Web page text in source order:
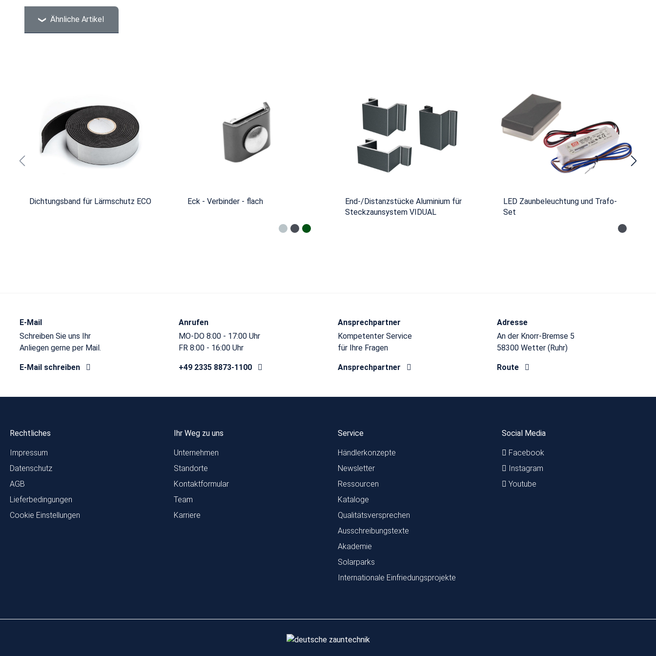
Ähnliche Artikel
Dichtungsband für Lärmschutz ECO Eck - Verbinder - flach
End-/Distanzstücke Aluminium für
Steckzaunsystem VIDUAL
LED Zaunbeleuchtung und Trafo-
Set
E-Mail
Schreiben Sie uns Ihr
Anliegen gerne per Mail.
E-Mail schreiben
Anrufen
MO-DO 8:00 - 17:00 Uhr
FR 8:00 - 16:00 Uhr
+49 2335 8873-1100
Ansprechpartner
Kompetenter Service
für Ihre Fragen
Ansprechpartner
Adresse
An der Knorr-Bremse 5
58300 Wetter (Ruhr)
Route
Rechtliches
Impressum
Datenschutz
AGB
Lieferbedingungen
Cookie Einstellungen
Ihr Weg zu uns
Unternehmen
Standorte
Kontaktformular
Team
Karriere
Service
Händlerkonzepte
Newsletter
Ressourcen
Kataloge
Qualitätsversprechen
Ausschreibungstexte
Akademie
Solarparks
Internationale Einfriedungsprojekte
Social Media
Facebook
Instagram
Youtube